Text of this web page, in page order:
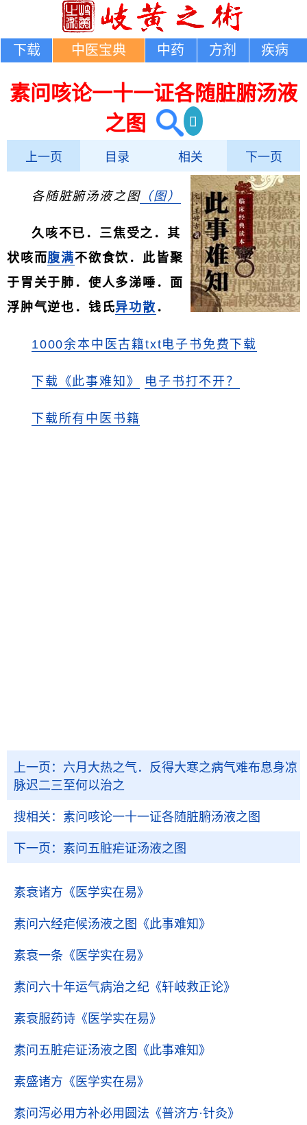
下载 中医宝典 中药 方剂 疾病
素问咳论一十一证各随脏腑汤液
之图
上一页 目录 相关 下一页
各随脏腑汤液之图（图）
久咳不已．三焦受之．其
状咳而腹满不欲食饮．此皆聚
于胃关于肺．使人多涕唾．面
浮肿气逆也．钱氏异功散 ．
1000余本中医古籍txt电子书免费下载
下载《此事难知》 电子书打不开？
下载所有中医书籍
上一页： 六月大热之气．反得大寒之病气难布息身凉
脉迟二三至何以治之
搜相关： 素问咳论一十一证各随脏腑汤液之图
下一页： 素问五脏疟证汤液之图
素衰诸方 《医学实在易》
素问六经疟候汤液之图 《此事难知》
素衰一条 《医学实在易》
素问六十年运气病治之纪 《轩岐救正论》
素衰服药诗 《医学实在易》
素问五脏疟证汤液之图 《此事难知》
素盛诸方 《医学实在易》
素问泻必用方补必用圆法 《普济方·针灸》